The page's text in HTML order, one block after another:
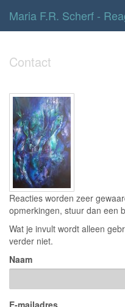
Maria F.r. Scherf -
Contact
Reacties worden zeer
opmerkingen, stuur dan een
Wat je invult wordt alleen
verder niet.
Naam
E-mailadres